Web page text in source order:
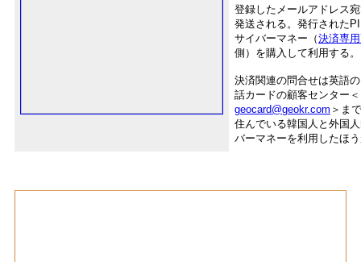
登録したメールアドレス
発送される。発行された
サイバーマネー（決済専
側）を購入して利用する。
決済関連の問合せは英語
話カードの顧客センター＜
geocard@geokr.com ＞ま
住んでいる韓国人と外国
バーマネーを利用したほ